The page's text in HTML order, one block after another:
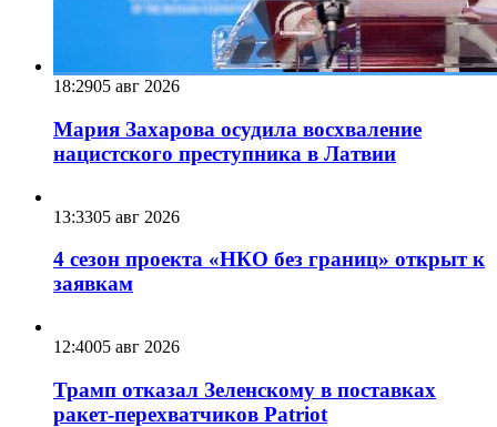
18:2905 авг 2026
Мария Захарова осудила восхваление
нацистского преступника в Латвии
13:3305 авг 2026
4 сезон проекта «НКО без границ» открыт к
заявкам
12:4005 авг 2026
Трамп отказал Зеленскому в поставках
ракет-перехватчиков Patriot